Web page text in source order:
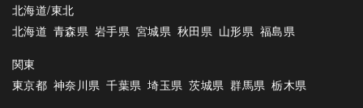
北海道/東北
北海道 青森県 岩手県 宮城県 秋田県 山形県 福島県
関東
東京都 神奈川県 千葉県 埼玉県 茨城県 群馬県 栃木県